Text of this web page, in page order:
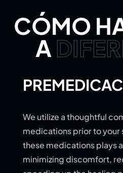
CÓMO
A
We utilize a thoughtful
medications prior to your
these medications plays
minimizing discomfort,